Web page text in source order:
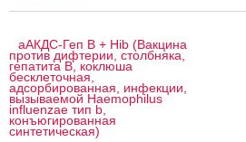
аАКДС-Геп B + Hib (Вакцина
против дифтерии, столбняка,
гепатита B, коклюша
бесклеточная,
адсорбированная, инфекции,
вызываемой Haemophilus
influenzae тип b,
конъюгированная
синтетическая)